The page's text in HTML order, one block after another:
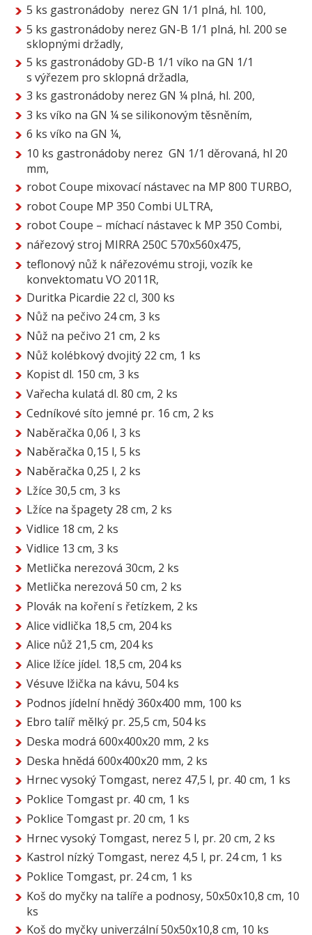
5 ks gastronádoby nerez GN 1/1 plná, hl. 100,
5 ks gastronádoby nerez GN-B 1/1 plná, hl. 200 se
sklopnými držadly,
5 ks gastronádoby GD-B 1/1 víko na GN 1/1
s výřezem pro sklopná držadla,
3 ks gastronádoby nerez GN ¼ plná, hl. 200,
3 ks víko na GN ¼ se silikonovým těsněním,
6 ks víko na GN ¼,
10 ks gastronádoby nerez GN 1/1 děrovaná, hl 20
mm,
robot Coupe mixovací nástavec na MP 800 TURBO,
robot Coupe MP 350 Combi ULTRA,
robot Coupe – míchací nástavec k MP 350 Combi,
nářezový stroj MIRRA 250C 570x560x475,
teflonový nůž k nářezovému stroji, vozík ke
konvektomatu VO 2011R,
Duritka Picardie 22 cl, 300 ks
Nůž na pečivo 24 cm, 3 ks
Nůž na pečivo 21 cm, 2 ks
Nůž kolébkový dvojitý 22 cm, 1 ks
Kopist dl. 150 cm, 3 ks
Vařecha kulatá dl. 80 cm, 2 ks
Cedníkové síto jemné pr. 16 cm, 2 ks
Naběračka 0,06 l, 3 ks
Naběračka 0,15 l, 5 ks
Naběračka 0,25 l, 2 ks
Lžíce 30,5 cm, 3 ks
Lžíce na špagety 28 cm, 2 ks
Vidlice 18 cm, 2 ks
Vidlice 13 cm, 3 ks
Metlička nerezová 30cm, 2 ks
Metlička nerezová 50 cm, 2 ks
Plovák na koření s řetízkem, 2 ks
Alice vidlička 18,5 cm, 204 ks
Alice nůž 21,5 cm, 204 ks
Alice lžíce jídel. 18,5 cm, 204 ks
Vésuve lžička na kávu, 504 ks
Podnos jídelní hnědý 360x400 mm, 100 ks
Ebro talíř mělký pr. 25,5 cm, 504 ks
Deska modrá 600x400x20 mm, 2 ks
Deska hnědá 600x400x20 mm, 2 ks
Hrnec vysoký Tomgast, nerez 47,5 l, pr. 40 cm, 1 ks
Poklice Tomgast pr. 40 cm, 1 ks
Poklice Tomgast pr. 20 cm, 1 ks
Hrnec vysoký Tomgast, nerez 5 l, pr. 20 cm, 2 ks
Kastrol nízký Tomgast, nerez 4,5 l, pr. 24 cm, 1 ks
Poklice Tomgast, pr. 24 cm, 1 ks
Koš do myčky na talíře a podnosy, 50x50x10,8 cm, 10
ks
Koš do myčky univerzální 50x50x10,8 cm, 10 ks